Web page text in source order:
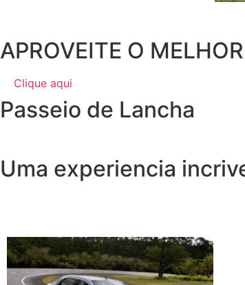
APROVEITE O
Clique aqui
Passeio de Lancha
Uma experiencia